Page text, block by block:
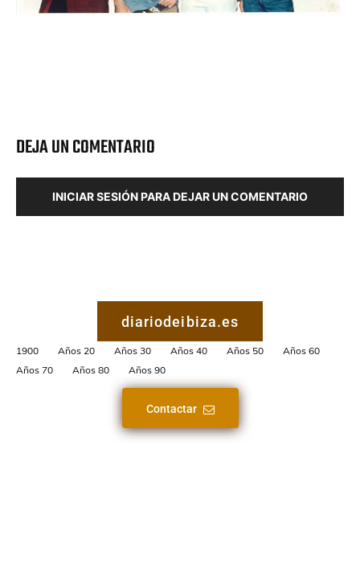
DEJA UN COMENTARIO
INICIAR SESIÓN PARA DEJAR UN COMENTARIO
diariodeibiza.es
1900 Años 20 Años 30 Años 40 Años 50
Años 60
Años 70
Años 80 Años 90
Contactar